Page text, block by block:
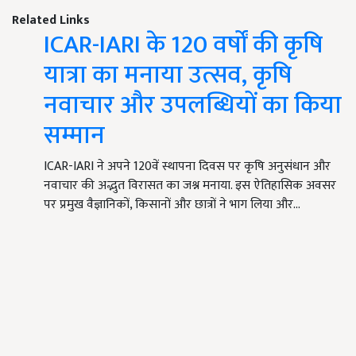
Related Links
ICAR-IARI के 120 वर्षों की कृषि
यात्रा का मनाया उत्सव, कृषि
नवाचार और उपलब्धियों का किया
सम्मान
ICAR-IARI ने अपने 120वें स्थापना दिवस पर कृषि अनुसंधान और
नवाचार की अद्भुत विरासत का जश्न मनाया. इस ऐतिहासिक अवसर
पर प्रमुख वैज्ञानिकों, किसानों और छात्रों ने भाग लिया और…